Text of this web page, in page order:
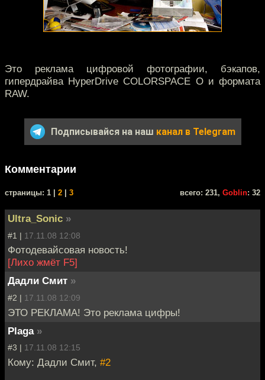
Это реклама цифровой фотографии, бэкапов,
гипердрайва HyperDrive COLORSPACE O и формата
RAW.
Подписывайся на наш канал в Telegram
Комментарии
cтраницы: 1 | 2 3 всего: 231, Goblin: 32
Ultra_Sonic »
#1 | 17.11.08 12:08
Фотодевайсовая новость!
[Лихо жмёт F5]
Дадли Смит »
#2 | 17.11.08 12:09
ЭТО РЕКЛАМА! Это реклама цифры!
Plaga »
#3 | 17.11.08 12:15
Кому: Дадли Смит, #2